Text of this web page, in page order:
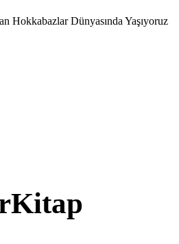
Hokkabazlar Dünyasında Yaşıyoruz